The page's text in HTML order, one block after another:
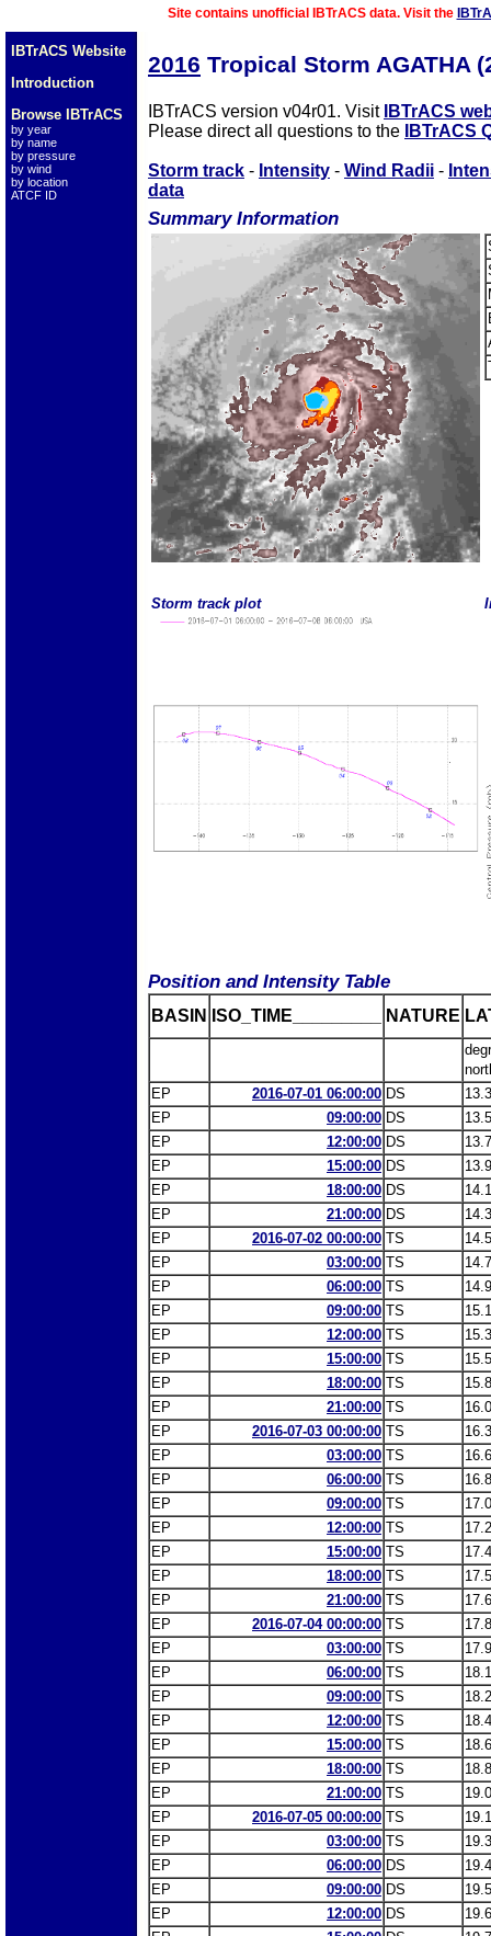
Site contains unofficial IBTrACS data. Visit the
IBTrACS Website
Introduction
Browse IBTrACS
by year
by name
by pressure
by wind
by location
ATCF ID
2016 Tropical Storm AGATHA
IBTrACS version v04r01. Visit IBTrACS
Please direct all questions to the
IBTrACS
Storm track - Intensity - Wind Radii -
data
Summary Information
Storm track plot
Position and Intensity Table
BASIN ISO_TIME_________ NATURE
EP
2016-07-01 06:00:00 DS
EP
09:00:00 DS
EP
12:00:00 DS
EP
15:00:00 DS
EP
18:00:00 DS
EP
21:00:00 DS
EP
2016-07-02 00:00:00 TS
EP
03:00:00 TS
EP
06:00:00 TS
EP
09:00:00 TS
EP
12:00:00 TS
EP
15:00:00 TS
EP
18:00:00 TS
EP
21:00:00 TS
EP
2016-07-03 00:00:00 TS
EP
03:00:00 TS
EP
06:00:00 TS
EP
09:00:00 TS
EP
12:00:00 TS
EP
15:00:00 TS
EP
18:00:00 TS
EP
21:00:00 TS
EP
2016-07-04 00:00:00 TS
EP
03:00:00 TS
EP
06:00:00 TS
EP
09:00:00 TS
EP
12:00:00 TS
EP
15:00:00 TS
EP
18:00:00 TS
EP
21:00:00 TS
EP
2016-07-05 00:00:00 TS
EP
03:00:00 TS
EP
06:00:00 DS
EP
09:00:00 DS
EP
12:00:00 DS